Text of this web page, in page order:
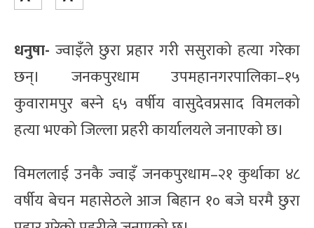
धनुषा- ज्वाइँले छुरा प्रहार गरी ससुराको हत्या गरेका
छन्। जनकपुरधाम उपमहानगरपालिका–१५
कुवारामपुर बस्ने ६५ वर्षीय वासुदेवप्रसाद विमलको
हत्या भएको जिल्ला प्रहरी कार्यालयले जनाएको छ।
विमललाई उनकै ज्वाइँ जनकपुरधाम–२१ कुर्थाका ४८
वर्षीय बेचन महासेठले आज बिहान १० बजे घरमै छुरा